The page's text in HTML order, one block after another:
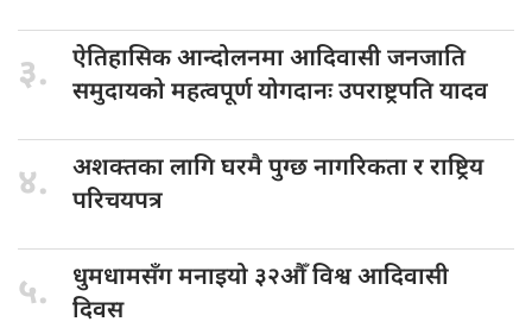
३. ऐतिहासिक आन्दोलनमाआदिवासी जनजाति
समुदायको महत्वपूर्ण योगदानः उपराष्ट्रपति यादव
४. अशक्तका लागिघरमै पुग्छ नागरिकता र राष्ट्रिय
परिचयपत्र
५. धुमधामसँग मनाइयो ३२औँ विश्व आदिवासी
दिवस